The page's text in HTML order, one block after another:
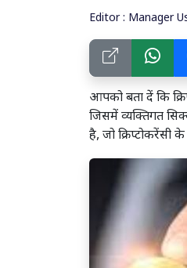
Editor : Manager
आपको बता दें कि
जिसमें व्यक्तिगत
है, जो क्रिप्टोकरेंसी